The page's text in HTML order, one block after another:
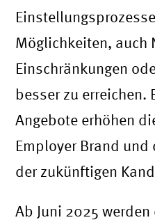
Möglichkeiten, auch
Einschränkungen
besser zu
Angebote erhöhen
Employer Brand
der zukünftigen
Ab Juni 2025